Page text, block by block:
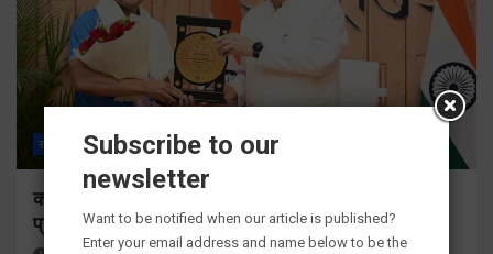
राज्य ALL देहरादून
कॉमनवेल्थ गेम्स 2026 के उत्तराखंड के पदक विजेताओं और
प्रशिक्षकों को मुख्यमंत्री धामी ने किया सम्मानित
Subscribe to our
newsletter
Want to be notified when our article is published?
Enter your email address and name below to be the